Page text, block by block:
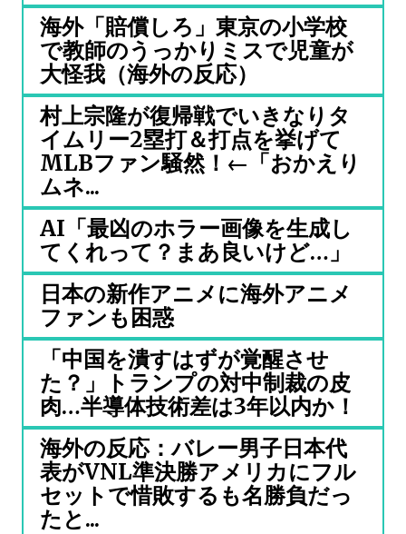
海外「賠償しろ」東京の小学校
で教師のうっかりミスで児童が
大怪我（海外の反応）
村上宗隆が復帰戦でいきなりタ
イムリー2塁打＆打点を挙げて
MLBファン騒然！←「おかえり
ムネ...
AI「最凶のホラー画像を生成し
てくれって？まあ良いけど…」
日本の新作アニメに海外アニメ
ファンも困惑
「中国を潰すはずが覚醒させ
た？」トランプの対中制裁の皮
肉…半導体技術差は3年以内か！
海外の反応：バレー男子日本代
表がVNL準決勝アメリカにフル
セットで惜敗するも名勝負だっ
たと...